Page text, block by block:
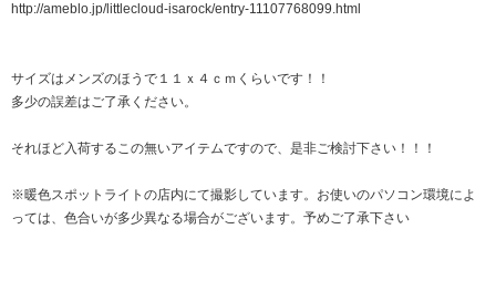
http://ameblo.jp/littlecloud-isarock/entry-11107768099.html
サイズはメンズのほうで１１ｘ４ｃｍくらいです！！
多少の誤差はご了承ください。
それほど入荷するこの無いアイテムですので、是非ご検討下さい！！！
※暖色スポットライトの店内にて撮影しています。お使いのパソコン環境によ
っては、色合いが多少異なる場合がございます。予めご了承下さい